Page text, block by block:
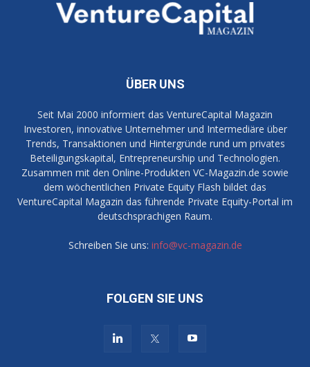
ÜBER UNS
Seit Mai 2000 informiert das VentureCapital Magazin
Investoren, innovative Unternehmer und Intermediäre über
Trends, Transaktionen und Hintergründe rund um privates
Beteiligungskapital, Entrepreneurship und Technologien.
Zusammen mit den Online-Produkten VC-Magazin.de sowie
dem wöchentlichen Private Equity Flash bildet das
VentureCapital Magazin das führende Private Equity-Portal im
deutschsprachigen Raum.
Schreiben Sie uns: info@vc-magazin.de
FOLGEN SIE UNS